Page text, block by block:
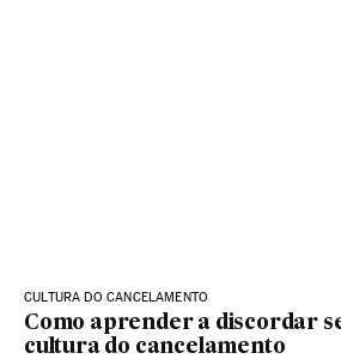
CULTURA DO CANCELAMENTO
Como aprender a discordar
cultura do cancelamento